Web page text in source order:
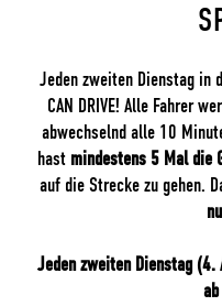
Jeden zweiten Dienstag in
CAN DRIVE! Alle Fahrer
abwechselnd alle 10
hast mindestens 5 Mal die
auf die Strecke zu gehen.
Jeden zweiten Dienstag